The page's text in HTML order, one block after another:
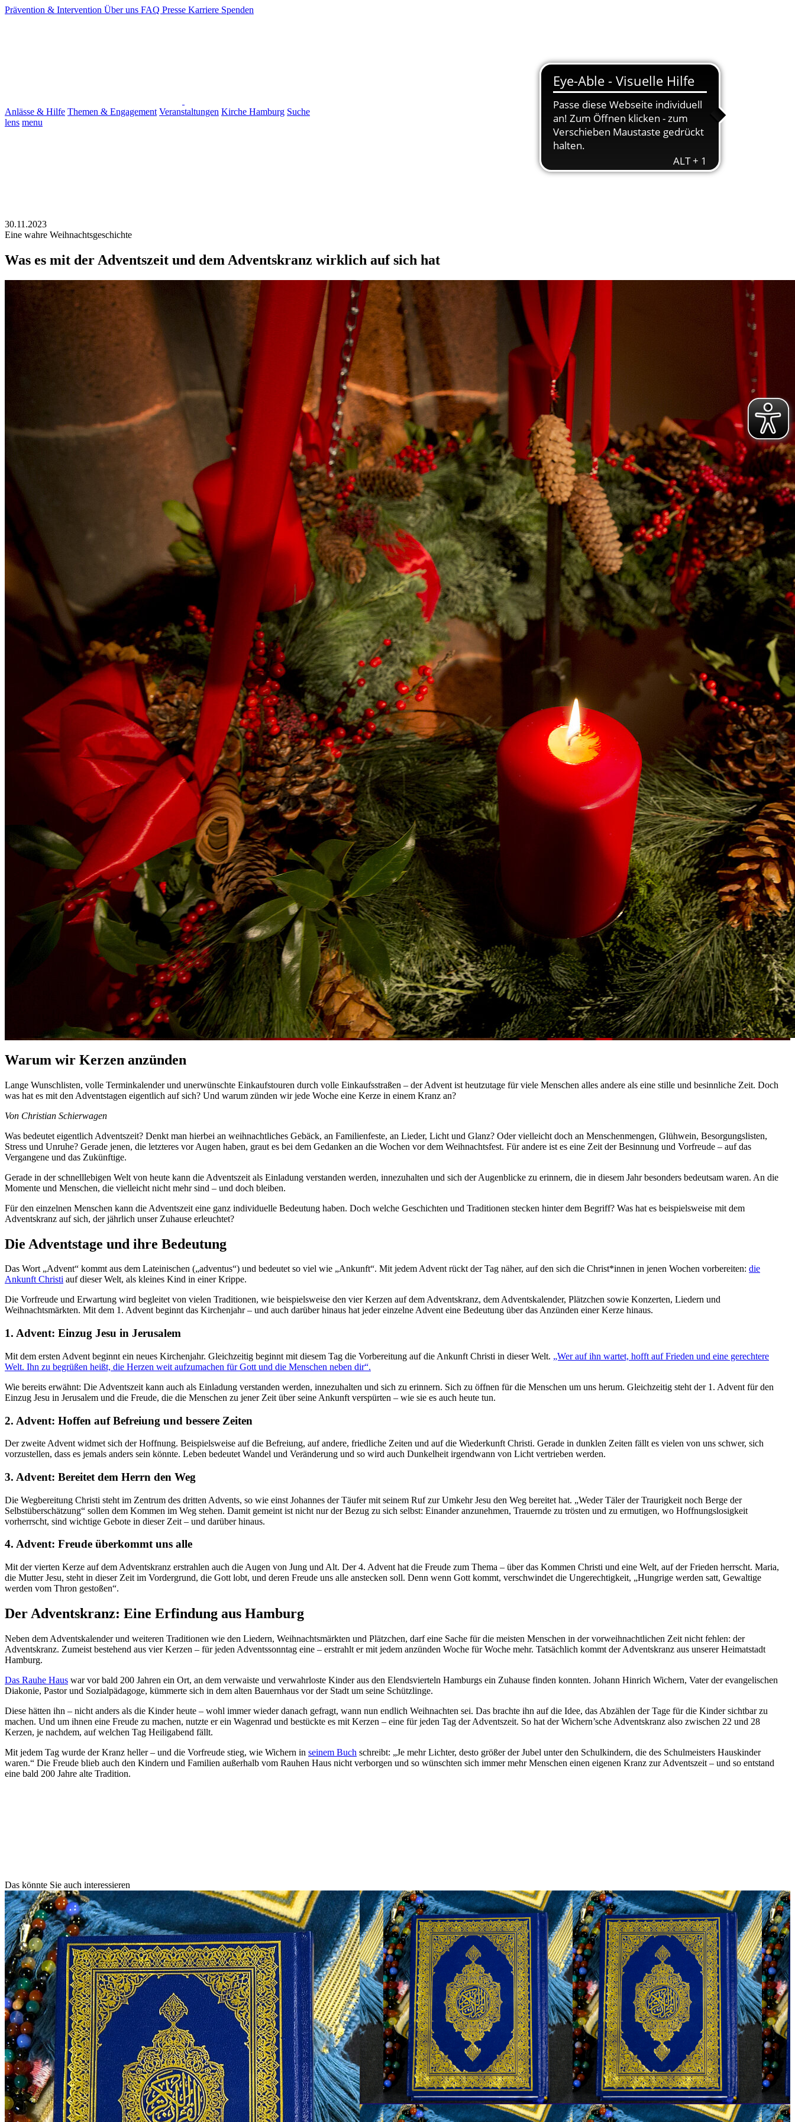
Prävention & Intervention Über uns FAQ Presse Karriere Spenden
Anlässe & Hilfe Themen & Engagement Veranstaltungen Kirche Hamburg Suche
lens menu
30.11.2023
Eine wahre Weihnachtsgeschichte
Was es mit der Adventszeit und dem Adventskranz wirklich auf sich hat
Warum wir Kerzen anzünden
Lange Wunschlisten, volle Terminkalender und unerwünschte Einkaufstouren durch volle Einkaufsstraßen – der Advent ist heutzutage für viele Menschen alles andere als eine stille und besinnliche Zeit. Doch
was hat es mit den Adventstagen eigentlich auf sich? Und warum zünden wir jede Woche eine Kerze in einem Kranz an?
Von Christian Schierwagen
Was bedeutet eigentlich Adventszeit? Denkt man hierbei an weihnachtliches Gebäck, an Familienfeste, an Lieder, Licht und Glanz? Oder vielleicht doch an Menschenmengen, Glühwein, Besorgungslisten,
Stress und Unruhe? Gerade jenen, die letzteres vor Augen haben, graut es bei dem Gedanken an die Wochen vor dem Weihnachtsfest. Für andere ist es eine Zeit der Besinnung und Vorfreude – auf das
Vergangene und das Zukünftige.
Gerade in der schnelllebigen Welt von heute kann die Adventszeit als Einladung verstanden werden, innezuhalten und sich der Augenblicke zu erinnern, die in diesem Jahr besonders bedeutsam waren. An die
Momente und Menschen, die vielleicht nicht mehr sind – und doch bleiben.
Für den einzelnen Menschen kann die Adventszeit eine ganz individuelle Bedeutung haben. Doch welche Geschichten und Traditionen stecken hinter dem Begriff? Was hat es beispielsweise mit dem
Adventskranz auf sich, der jährlich unser Zuhause erleuchtet?
Die Adventstage und ihre Bedeutung
Das Wort „Advent“ kommt aus dem Lateinischen („adventus“) und bedeutet so viel wie „Ankunft“. Mit jedem Advent rückt der Tag näher, auf den sich die Christ*innen in jenen Wochen vorbereiten: die
Ankunft Christi auf dieser Welt, als kleines Kind in einer Krippe.
Die Vorfreude und Erwartung wird begleitet von vielen Traditionen, wie beispielsweise den vier Kerzen auf dem Adventskranz, dem Adventskalender, Plätzchen sowie Konzerten, Liedern und
Weihnachtsmärkten. Mit dem 1. Advent beginnt das Kirchenjahr – und auch darüber hinaus hat jeder einzelne Advent eine Bedeutung über das Anzünden einer Kerze hinaus.
1. Advent: Einzug Jesu in Jerusalem
Mit dem ersten Advent beginnt ein neues Kirchenjahr. Gleichzeitig beginnt mit diesem Tag die Vorbereitung auf die Ankunft Christi in dieser Welt. „Wer auf ihn wartet, hofft auf Frieden und eine gerechtere
Welt. Ihn zu begrüßen heißt, die Herzen weit aufzumachen für Gott und die Menschen neben dir“.
Wie bereits erwähnt: Die Adventszeit kann auch als Einladung verstanden werden, innezuhalten und sich zu erinnern. Sich zu öffnen für die Menschen um uns herum. Gleichzeitig steht der 1. Advent für den
Einzug Jesu in Jerusalem und die Freude, die die Menschen zu jener Zeit über seine Ankunft verspürten – wie sie es auch heute tun.
2. Advent: Hoffen auf Befreiung und bessere Zeiten
Der zweite Advent widmet sich der Hoffnung. Beispielsweise auf die Befreiung, auf andere, friedliche Zeiten und auf die Wiederkunft Christi. Gerade in dunklen Zeiten fällt es vielen von uns schwer, sich
vorzustellen, dass es jemals anders sein könnte. Leben bedeutet Wandel und Veränderung und so wird auch Dunkelheit irgendwann von Licht vertrieben werden.
3. Advent: Bereitet dem Herrn den Weg
Die Wegbereitung Christi steht im Zentrum des dritten Advents, so wie einst Johannes der Täufer mit seinem Ruf zur Umkehr Jesu den Weg bereitet hat. „Weder Täler der Traurigkeit noch Berge der
Selbstüberschätzung“ sollen dem Kommen im Weg stehen. Damit gemeint ist nicht nur der Bezug zu sich selbst: Einander anzunehmen, Trauernde zu trösten und zu ermutigen, wo Hoffnungslosigkeit
vorherrscht, sind wichtige Gebote in dieser Zeit – und darüber hinaus.
4. Advent: Freude überkommt uns alle
Mit der vierten Kerze auf dem Adventskranz erstrahlen auch die Augen von Jung und Alt. Der 4. Advent hat die Freude zum Thema – über das Kommen Christi und eine Welt, auf der Frieden herrscht. Maria,
die Mutter Jesu, steht in dieser Zeit im Vordergrund, die Gott lobt, und deren Freude uns alle anstecken soll. Denn wenn Gott kommt, verschwindet die Ungerechtigkeit, „Hungrige werden satt, Gewaltige
werden vom Thron gestoßen“.
Der Adventskranz: Eine Erfindung aus Hamburg
Neben dem Adventskalender und weiteren Traditionen wie den Liedern, Weihnachtsmärkten und Plätzchen, darf eine Sache für die meisten Menschen in der vorweihnachtlichen Zeit nicht fehlen: der
Adventskranz. Zumeist bestehend aus vier Kerzen – für jeden Adventssonntag eine – erstrahlt er mit jedem anzünden Woche für Woche mehr. Tatsächlich kommt der Adventskranz aus unserer Heimatstadt
Hamburg.
Das Rauhe Haus war vor bald 200 Jahren ein Ort, an dem verwaiste und verwahrloste Kinder aus den Elendsvierteln Hamburgs ein Zuhause finden konnten. Johann Hinrich Wichern, Vater der evangelischen
Diakonie, Pastor und Sozialpädagoge, kümmerte sich in dem alten Bauernhaus vor der Stadt um seine Schützlinge.
Diese hätten ihn – nicht anders als die Kinder heute – wohl immer wieder danach gefragt, wann nun endlich Weihnachten sei. Das brachte ihn auf die Idee, das Abzählen der Tage für die Kinder sichtbar zu
machen. Und um ihnen eine Freude zu machen, nutzte er ein Wagenrad und bestückte es mit Kerzen – eine für jeden Tag der Adventszeit. So hat der Wichern’sche Adventskranz also zwischen 22 und 28
Kerzen, je nachdem, auf welchen Tag Heiligabend fällt.
Mit jedem Tag wurde der Kranz heller – und die Vorfreude stieg, wie Wichern in seinem Buch schreibt: „Je mehr Lichter, desto größer der Jubel unter den Schulkindern, die des Schulmeisters Hauskinder
waren.“ Die Freude blieb auch den Kindern und Familien außerhalb vom Rauhen Haus nicht verborgen und so wünschten sich immer mehr Menschen einen eigenen Kranz zur Adventszeit – und so entstand
eine bald 200 Jahre alte Tradition.
Das könnte Sie auch interessieren